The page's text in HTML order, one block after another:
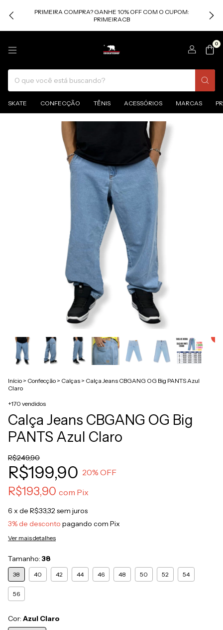
PRIMEIRA COMPRA? GANHE 10% OFF COM O CUPOM:
PRIMEIRACB
0
SKATE CONFECÇÃO TÊNIS ACESSÓRIOS MARCAS
Início > Confecção > Calças > Calça Jeans CBGANG OG Big PANTS Azul
Claro
+170 vendidos
Calça Jeans CBGANG OG Big
PANTS Azul Claro
R$249,90
R$199,90 20% OFF
R$193,90 com Pix
6 x de R$33,32sem juros
3% de desconto pagando com Pix
Ver mais detalhes
Tamanho: 38
38 40 42 44 46 48 50 52 54
56
Cor: Azul Claro